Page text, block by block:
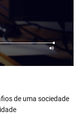
de uma sociedade